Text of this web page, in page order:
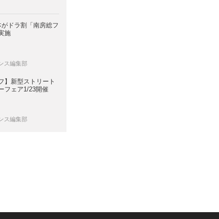
ドラ割「南房総フ
施
ス編集部
】新型ストリート
フェア1/23開催
ス編集部